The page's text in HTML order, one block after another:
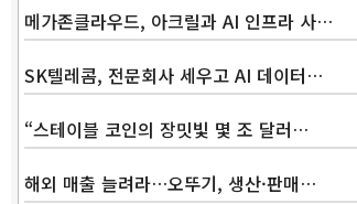
메가존클라우드, 아크릴과 AI 인프라 사…
SK텔레콤, 전문회사 세우고 AI 데이터…
“스테이블 코인의 장밋빛 몇 조 달러…
해외 매출 늘려라…오뚜기, 생산·판매…